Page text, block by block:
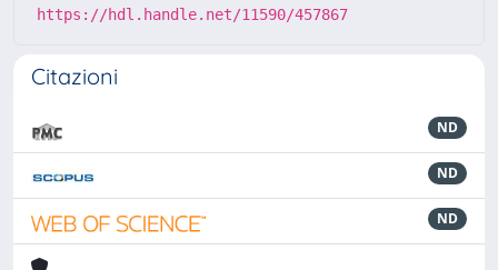
https://hdl.handle.net/11590/457867
Citazioni
ND
ND
ND